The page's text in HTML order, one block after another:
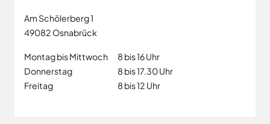
Am Schölerberg 1
49082 Osnabrück
Montag bis Mittwoch
8 bis 16 Uhr
Donnerstag
8 bis 17.30 Uhr
Freitag
8 bis 12 Uhr